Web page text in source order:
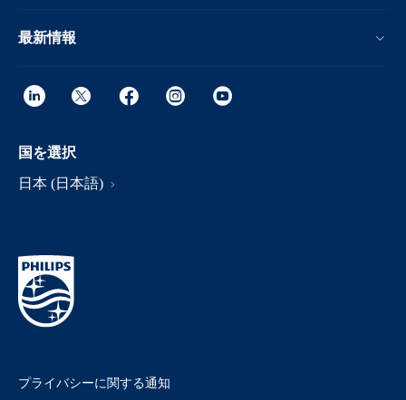
最新情報
国を選択
日本 (日本語)
プライバシーに関する通知